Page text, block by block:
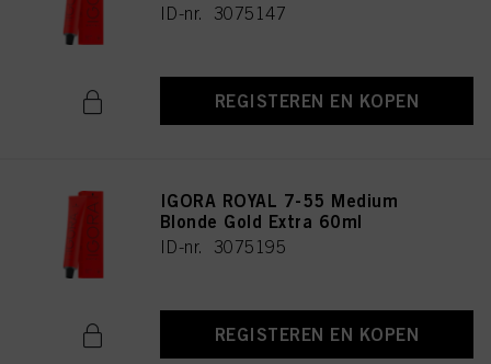
ID-nr. 3075147
REGISTEREN EN KOPEN
IGORA ROYAL 7-55 Medium
Blonde Gold Extra 60ml
ID-nr. 3075195
REGISTEREN EN KOPEN